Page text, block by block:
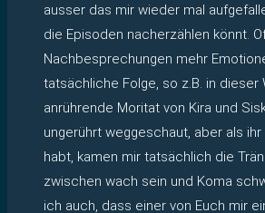
ausser das mir wieder mal
die Episoden nacherzählen könnt.
Nachbesprechungen mehr
tatsächliche Folge, so z.B. in dieser
anrührende Moritat von Kira und
ungerührt weggeschaut, aber als
habt, kamen mir tatsächlich die
zwischen wach sein und Koma
ich auch, dass einer von Euch mir